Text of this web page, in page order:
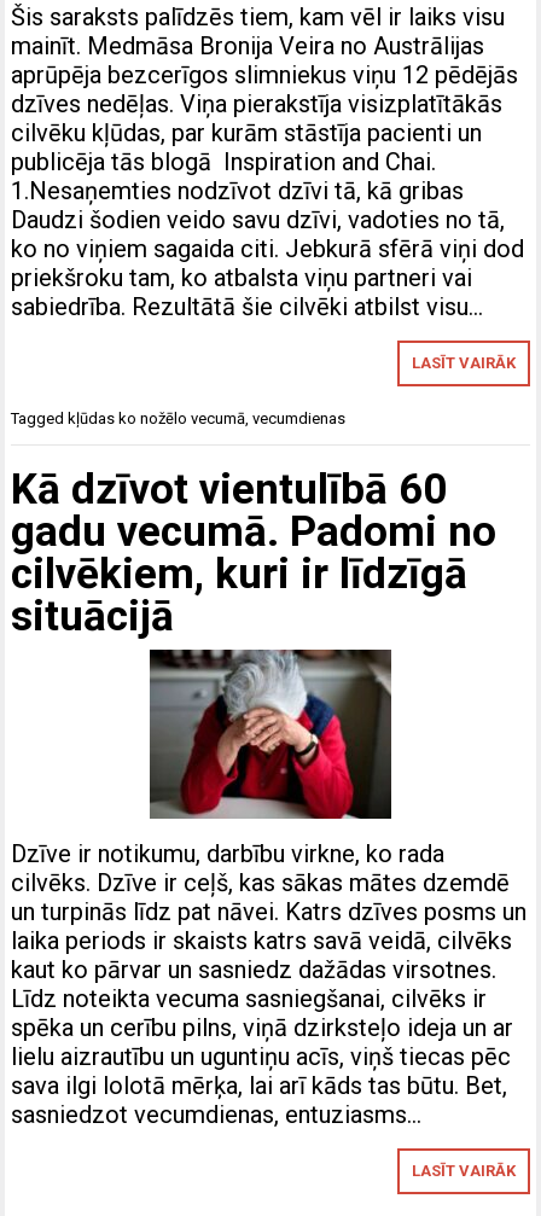
Šis saraksts palīdzēs tiem, kam vēl ir laiks visu
mainīt. Medmāsa Bronija Veira no Austrālijas
aprūpēja bezcerīgos slimniekus viņu 12 pēdējās
dzīves nedēļas. Viņa pierakstīja visizplatītākās
cilvēku kļūdas, par kurām stāstīja pacienti un
publicēja tās blogā Inspiration and Chai.
1.Nesaņemties nodzīvot dzīvi tā, kā gribas
Daudzi šodien veido savu dzīvi, vadoties no tā,
ko no viņiem sagaida citi. Jebkurā sfērā viņi dod
priekšroku tam, ko atbalsta viņu partneri vai
sabiedrība. Rezultātā šie cilvēki atbilst visu…
LASĪT VAIRĀK
Taggedkļūdas ko nožēlo vecumā ,vecumdienas
Kā dzīvot vientulībā 60
gadu vecumā. Padomi no
cilvēkiem, kuri ir līdzīgā
situācijā
Dzīve ir notikumu, darbību virkne, ko rada
cilvēks. Dzīve ir ceļš, kas sākas mātes dzemdē
un turpinās līdz pat nāvei. Katrs dzīves posms un
laika periods ir skaists katrs savā veidā, cilvēks
kaut ko pārvar un sasniedz dažādas virsotnes.
Līdz noteikta vecuma sasniegšanai, cilvēks ir
spēka un cerību pilns, viņā dzirksteļo ideja un ar
lielu aizrautību un uguntiņu acīs, viņš tiecas pēc
sava ilgi lolotā mērķa, lai arī kāds tas būtu. Bet,
sasniedzot vecumdienas, entuziasms…
LASĪT VAIRĀK